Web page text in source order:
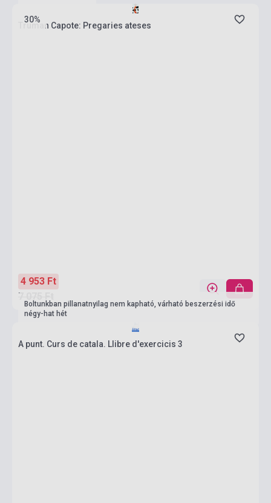
30%
Truman Capote: Pregaries ateses
4 953 Ft
7 075 Ft
Boltunkban pillanatnyilag nem kapható, várható beszerzési idő
négy-hat hét
A punt. Curs de catala. Llibre d'exercicis 3